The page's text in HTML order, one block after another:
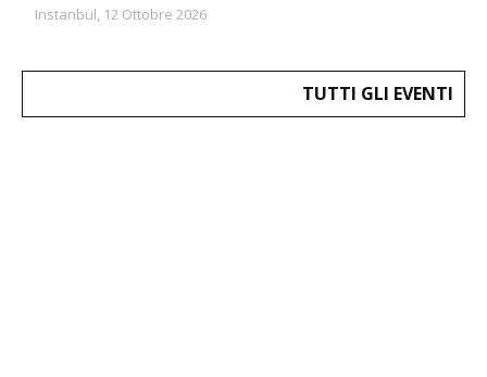
Instanbul, 12 Ottobre 2026
TUTTI GLI EVENTI